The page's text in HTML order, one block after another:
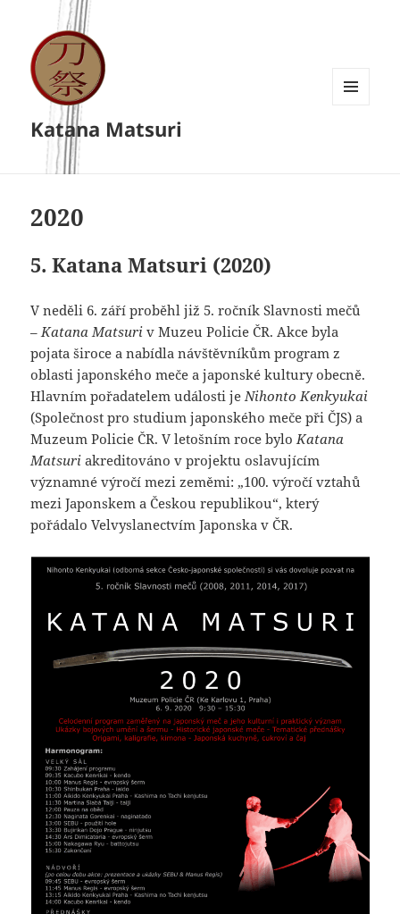
Katana Matsuri
2020
5. Katana Matsuri (2020)
V neděli 6. září proběhl již 5. ročník Slavnosti mečů
–Katana Matsuri v Muzeu Policie ČR. Akce byla
pojata široce a nabídla návštěvníkům program z
oblasti japonského meče a japonské kultury obecně.
Hlavním pořadatelem události jeNihonto Kenkyukai
(Společnost pro studium japonského meče při ČJS) a
Muzeum Policie ČR. V letošním roce byloKatana
Matsuri akreditováno v projektu oslavujícím
významné výročí mezi zeměmi: „100. výročí vztahů
mezi Japonskem a Českou republikou“, který
pořádalo Velvyslanectvím Japonska v ČR.